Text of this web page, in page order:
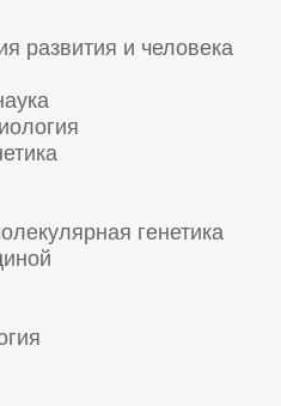
развития и человека
генетика